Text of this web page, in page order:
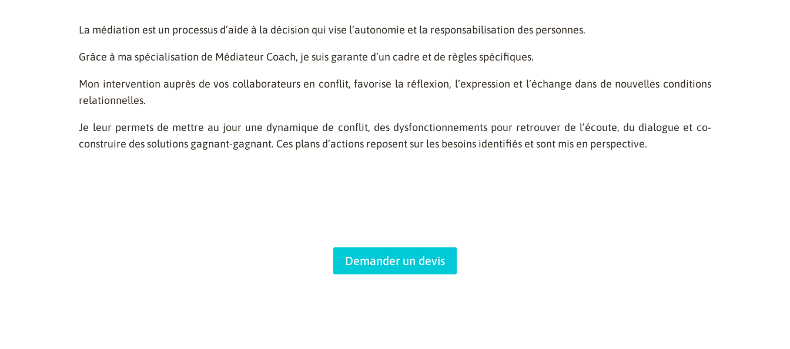
La médiation est un processus d’aide à la décision qui vise l’autonomie et la responsabilisation des personnes.
Grâce à ma spécialisation de Médiateur Coach, je suis garante d’un cadre et de règles spécifiques.
Mon intervention auprès de vos collaborateurs en conflit, favorise la réflexion, l’expression et l’échange dans de nouvelles conditions
relationnelles.
Je leur permets de mettre au jour une dynamique de conflit, des dysfonctionnements pour retrouver de l’écoute, du dialogue et co-
construire des solutions gagnant-gagnant. Ces plans d’actions reposent sur les besoins identifiés et sont mis en perspective.
Demander un devis